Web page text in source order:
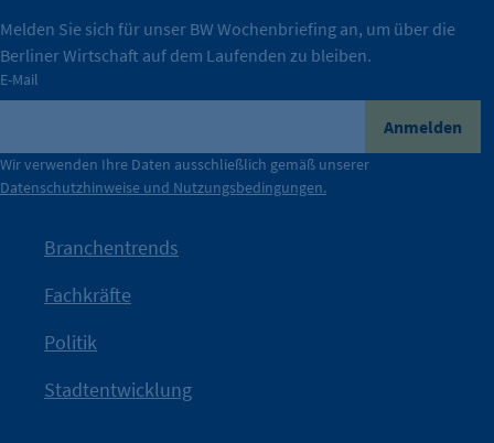
Nach einer aufmerksamkeitsstarken Teaserphase geht die
Kampagne der IHK Berlin in die nächste Stufe. Mit
IHK?“wurde bewusst Neugier geweckt und Gespräche
mit Haltung.
Die Unternehmer stehen stellvertretend für die Vielfalt
der Berliner Wirtschaft.
Durch ihre Perspektiven wird deutlich, was der Claim
konkret bedeutet – und wie die IHK Berlin Unternehmen
tatsächlich unterstützt.
Melden Sie sich für unser BW Wochenbriefing an, um über die
Berliner Wirtschaft auf dem Laufenden zu bleiben.
E-Mail
Anmelden
Wir verwenden Ihre Daten ausschließlich gemäß unserer
Datenschutzhinweise und Nutzungsbedingungen.
Branchentrends
Fachkräfte
Politik
Stadtentwicklung